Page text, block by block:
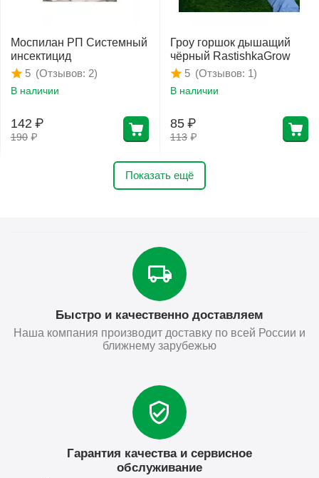
Моспилан РП Системный
инсектицид
(Отзывов: 2)
5
В наличии
190 ₽
142 ₽
Гроу горшок дышащий
чёрный RastishkaGrow
(Отзывов: 1)
5
В наличии
113 ₽
85 ₽
Показать ещё
Быстро и качественно доставляем
Наша компания производит доставку по всей России и
ближнему зарубежью
Гарантия качества и сервисное
обслуживание